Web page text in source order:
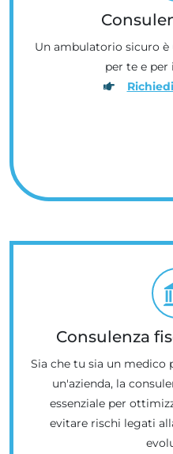
Un ambulatorio sicuro
per te e
Consulenza
Sia che tu sia un medico
un'azienda, la
essenziale per
evitare rischi legati